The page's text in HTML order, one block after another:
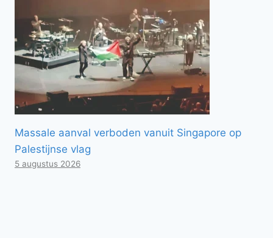
Massale aanval verboden vanuit Singapore op
Palestijnse vlag
5 augustus 2026